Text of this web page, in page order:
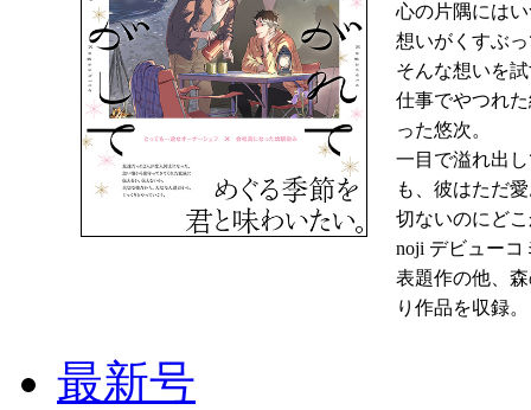
心の片隅には
想いがくすぶ
そんな想いを
仕事でやつれ
った悠次。
一目で溢れ出
も、彼はただ
切ないのにど
noji デビューコ
表題作の他、
り作品を収録。
最新号